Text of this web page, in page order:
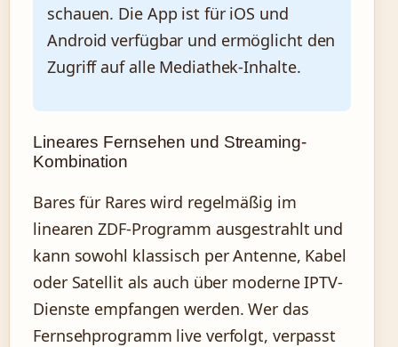
schauen. Die App ist für iOS und
Android verfügbar und ermöglicht den
Zugriff auf alle Mediathek-Inhalte.
Lineares Fernsehen und Streaming-
Kombination
Bares für Rares wird regelmäßig im
linearen ZDF-Programm ausgestrahlt und
kann sowohl klassisch per Antenne, Kabel
oder Satellit als auch über moderne IPTV-
Dienste empfangen werden. Wer das
Fernsehprogramm live verfolgt, verpasst